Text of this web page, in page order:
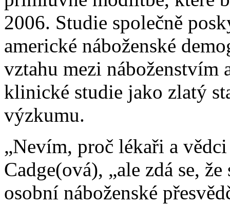
2006. Studie společně
americké náboženské
vztahu mezi náboženstvím
klinické studie jako zlatý
výzkumu.
„Nevím, proč lékaři a
Cadge(ová), „ale zdá se,
osobní náboženské